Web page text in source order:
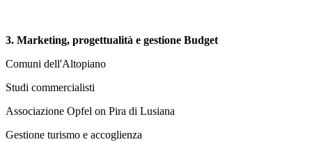
3. Marketing, progettualità e gestione Budget
Comuni dell'Altopiano
Studi commercialisti
Associazione Opfel on Pira di Lusiana
Gestione turismo e accoglienza